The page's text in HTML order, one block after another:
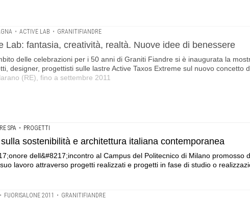
• ACTIVE LAB • GRANITIFIANDRE
Lab: fantasia, creatività, realtà. Nuove idee di benessere
delle celebrazioni per i 50 anni di Graniti Fiandre si è inaugurata la
designer, progettisti sulle lastre Active Taxos Extreme sul nuovo concetto
(RE), fino a settembre 2011
SPA • PROGETTI
sostenibilità e architettura italiana contemporanea
dell&#8217;incontro al Campus del Politecnico di Milano promosso
lavoro attraverso progetti realizzati e progetti in fase di studio o
• FUORISALONE 2011 • GRANITIFIANDRE